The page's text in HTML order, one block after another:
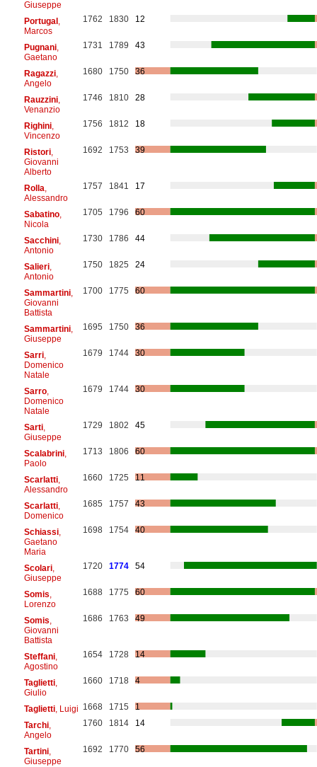
Giuseppe
Portugal,
Marcos
1762 1830 12
Pugnani,
Gaetano
1731 1789 43
Ragazzi,
Angelo
1680 1750 36
Rauzzini,
Venanzio
1746 1810 28
Righini,
Vincenzo
1756 1812 18
Ristori,
Giovanni
Alberto
1692 1753 39
Rolla
Alessandro
1757 1841 17
Sabatino,
Nicola
1705 1796 60
Sacchini,
Antonio
1730 1786 44
Salieri,
Antonio
1750 1825 24
Sammartini,
Giovanni
Battista
1700 1775 60
Sammartini,
Giuseppe
1695 1750 36
Sarri,
Domenico
Natale
1679 1744 30
Sarro,
Domenico
Natale
1679 1744 30
Sarti,
Giuseppe
1729 1802 45
Scalabrini,
Paolo
1713 1806 60
Scarlatti,
Alessandro
1660 1725 11
Scarlatti,
Domenico
1685 1757 43
Schiassi,
Gaetano
Maria
1698 1754 40
Scolari,
Giuseppe
1720 1774 54
Somis
Lorenzo
1688 1775 60
Somis
Giovanni
Battista
1686 1763 49
Steffani,
Agostino
1654 1728 14
Taglietti,
Giulio
1660 1718 4
Taglietti, Luigi 1668 1715
1
Tarchi,
Angelo
1760 1814 14
Tartini,
Giuseppe
1692 1770 56